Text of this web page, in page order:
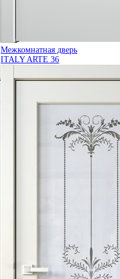
Межкомнатная дверь
ITALY ARTE 36